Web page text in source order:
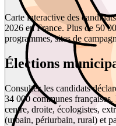
Carte interactive des
2026 en France. Plus de 50
programmes, sites de
Élections
Consultez les candidats
34 000 communes
centre, droite, écologistes,
(urbain, périurbain, rural) et